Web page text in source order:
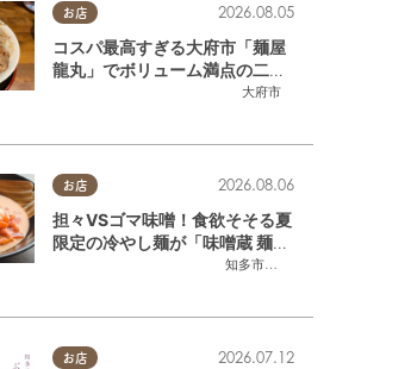
お店
大府市
2026.08.05
コスパ最高すぎる大府市「麺屋
龍丸」でボリューム満点の二郎
系ラーメンを堪能してきた
お店
知多市
,半田市
2026.08.06
担々VSゴマ味噌！食欲そそる夏
限定の冷やし麺が「味噌蔵 麺四
朗 半田店・知多店」で登場／ち
お店 2026.07.12